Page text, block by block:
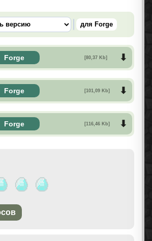
для Forge
Forge [80,37 Kb]
Forge [101,09 Kb]
Forge [116,46 Kb]